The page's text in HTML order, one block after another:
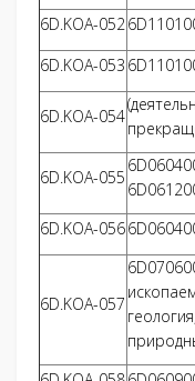
6D.KOA-052
6D.KOA-053
6D.KOA-054
6D.KOA-055
6D.KOA-056
6D.KOA-057